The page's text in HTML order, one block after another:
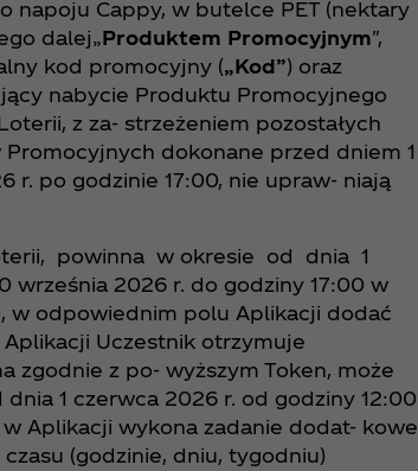
napoju Cappy, w butelce PET (nektary
dalej„Produktem Promocyjnym",
kod promocyjny („Kod”) oraz
nabycie Produktu Promocyjnego
z za- strzeżeniem pozostałych
dokonane przed dniem 1
r. po godzinie 17:00, nie upraw- niają
powinna w okresie od dnia 1
2026 r. do godziny 17:00 w
w odpowiednim polu Aplikacji dodać
Uczestnik otrzymuje
zgodnie z po- wyższym Token, może
1 czerwca 2026 r. od godziny 12:00
Aplikacji wykona zadanie dodat- kowe
(godzinie, dniu, tygodniu)